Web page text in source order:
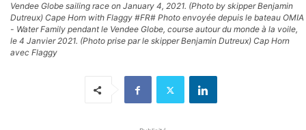
Vendee Globe sailing race on January 4, 2021. (Photo by skipper Benjamin
Dutreux) Cape Horn with Flaggy #FR# Photo envoyée depuis le bateau OMIA
- Water Family pendant le Vendee Globe, course autour du monde à la voile,
le 4 Janvier 2021. (Photo prise par le skipper Benjamin Dutreux) Cap Horn
avec Flaggy